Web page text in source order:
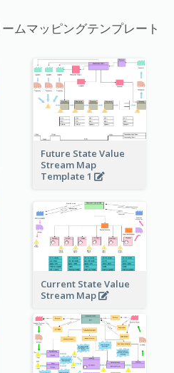
ムマッピングテンプレート
Future State Value
Stream Map
Template 1
Current State Value
Stream Map